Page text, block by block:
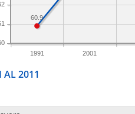
1991 2001
60.9
AL 2011